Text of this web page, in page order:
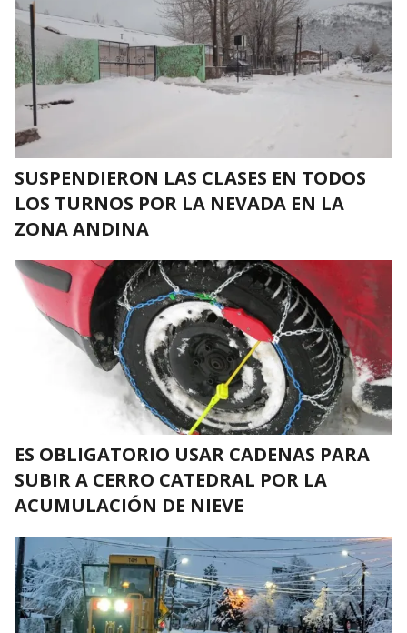
SUSPENDIERON LAS CLASES EN TODOS
LOS TURNOS POR LA NEVADA EN LA
ZONA ANDINA
ES OBLIGATORIO USAR CADENAS PARA
SUBIR A CERRO CATEDRAL POR LA
ACUMULACIÓN DE NIEVE